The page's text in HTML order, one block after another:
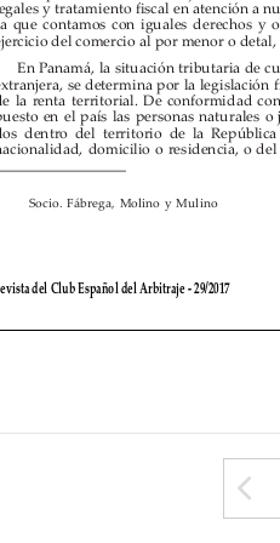




           
            
         
         
        
           
             
            
     

En Panamá, la situación tributaria de
extranjera, se determina por la legislación
de la renta territorial. De conformidad con
puesto en el país las personas naturales o j
dos dentro del territorio de la República
nacionalidad, domicilio o residencia, o
1 Socio. Fábrega, Molino y Mulino
En Panamá, la situación tributaria de
extranjera, se determina por la legislación
de la renta territorial. De conformidad con
puesto en el país las personas naturales o j
dos dentro del territorio de la República
nacionalidad, domicilio o residencia, o
1 Socio. Fábrega, Molino y Mulino
En Panamá, la situación tributaria de
extranjera, se determina por la legislación
de la rent   aterritorial. De conformidad con
puesto en el país las personas naturales o
dentro del territorio de República
nacionalidad, domicilio o residencia, o del
1 Socio. Fábrega, Molino y Mulino